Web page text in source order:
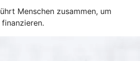
Menschen zusammen, um